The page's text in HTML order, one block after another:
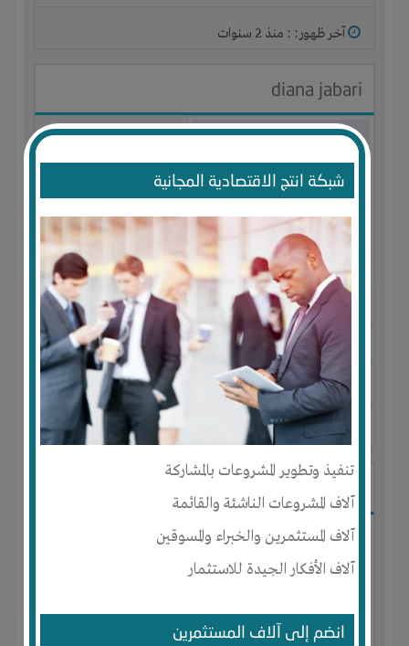
شبكة انتج الاقتصادية المجانية
تنفيذ وتطوير المشروعات بالمشاركة
آلاف المشروعات الناشئة والقائمة
آلاف المستثمرين والخبراء والمسوقين
آلاف الأفكار الجيدة للاستثمار
انضم إلى آلاف المستثمرين
آخر ظهور: : منذ 2 سنوات
diana jabari
الجنس : أنثى
لديـه : الخبرات الوقت علاقات-شركة أو مصنع أو ورشة
المكان :فلسطين-رام الله رام الله
آخر ظهور: : منذ 2 سنوات